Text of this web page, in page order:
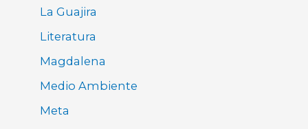
La Guajira
Literatura
Magdalena
Medio Ambiente
Meta